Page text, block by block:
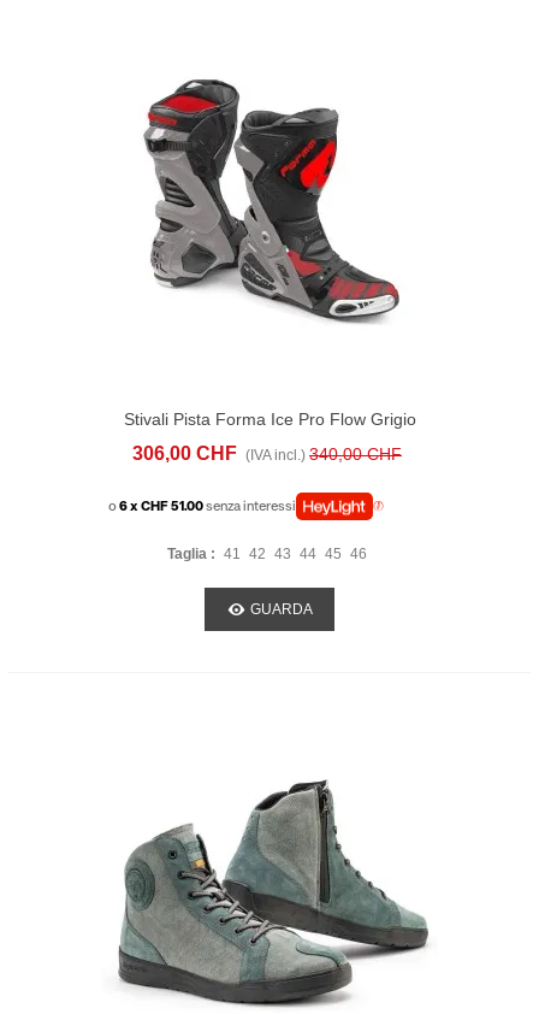
Stivali Pista Forma Ice Pro Flow Grigio
306,00 CHF (IVA incl.) 340,00 CHF
o6 x CHF 51.00senza interessi
Taglia : 41 42 43 44 45 46
GUARDA